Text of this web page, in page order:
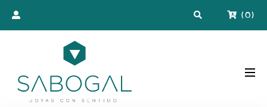
(0)